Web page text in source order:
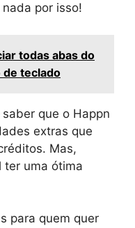
por isso!
todas abas do
de teclado
que o Happn
extras que
Mas,
ter uma ótima
para quem quer